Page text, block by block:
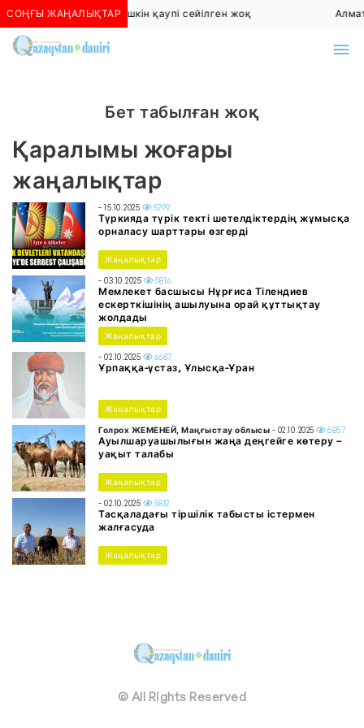
СОҢҒЫ ЖАҢАЛЫҚТАР
Алматыда көшкін қаупі сейілген жоқ
Бет табылған жоқ
Қаралымы жоғары
жаңалықтар
- 15.10.2025 5299
Түркияда түрік текті шетелдіктердің жұмысқа
орналасу шарттары өзгерді
Жаңалықтар
- 03.10.2025 5816
Мемлекет басшысы Нұрғиса Тілендиев
ескерткішінің ашылуына орай құттықтау
жолдады
Жаңалықтар
- 02.10.2025 6687
Ұрпаққа-ұстаз, Ұлысқа-Ұран
Жаңалықтар
Голрох ЖЕМЕНЕЙ, Маңғыстау облысы - 02.10.2025 5857
Ауылшаруашылығын жаңа деңгейге көтеру –
уақыт талабы
Жаңалықтар
- 02.10.2025 5812
Тасқаладағы тіршілік табысты істермен
жалғасуда
Жаңалықтар
© All Rights Reserved